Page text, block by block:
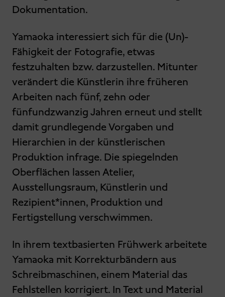
Dokumentation.
Yamaoka interessiert sich für die (Un)-
Fähigkeit der Fotografie, etwas
festzuhalten bzw. darzustellen. Mitunter
verändert die Künstlerin ihre früheren
Arbeiten nach fünf, zehn oder
fünfundzwanzig Jahren erneut und stellt
damit grundlegende Vorgaben und
Hierarchien in der künstlerischen
Produktion infrage. Die spiegelnden
Oberflächen lassen Atelier,
Ausstellungsraum, Künstlerin und
Rezipient*innen, Produktion und
Fertigstellung verschwimmen.
In ihrem textbasierten Frühwerk arbeitete
Yamaoka mit Korrekturbändern aus
Schreibmaschinen, einem Material das
Fehlstellen korrigiert. In Text und Material